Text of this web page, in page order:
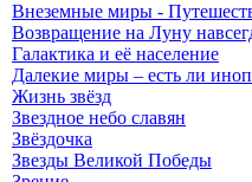
Внеземные миры -
Возвращение на Луну
Галактика и её население
Далекие миры – есть ли
Жизнь звёзд
Звездное небо славян
Звёздочка
Звезды Великой Победы